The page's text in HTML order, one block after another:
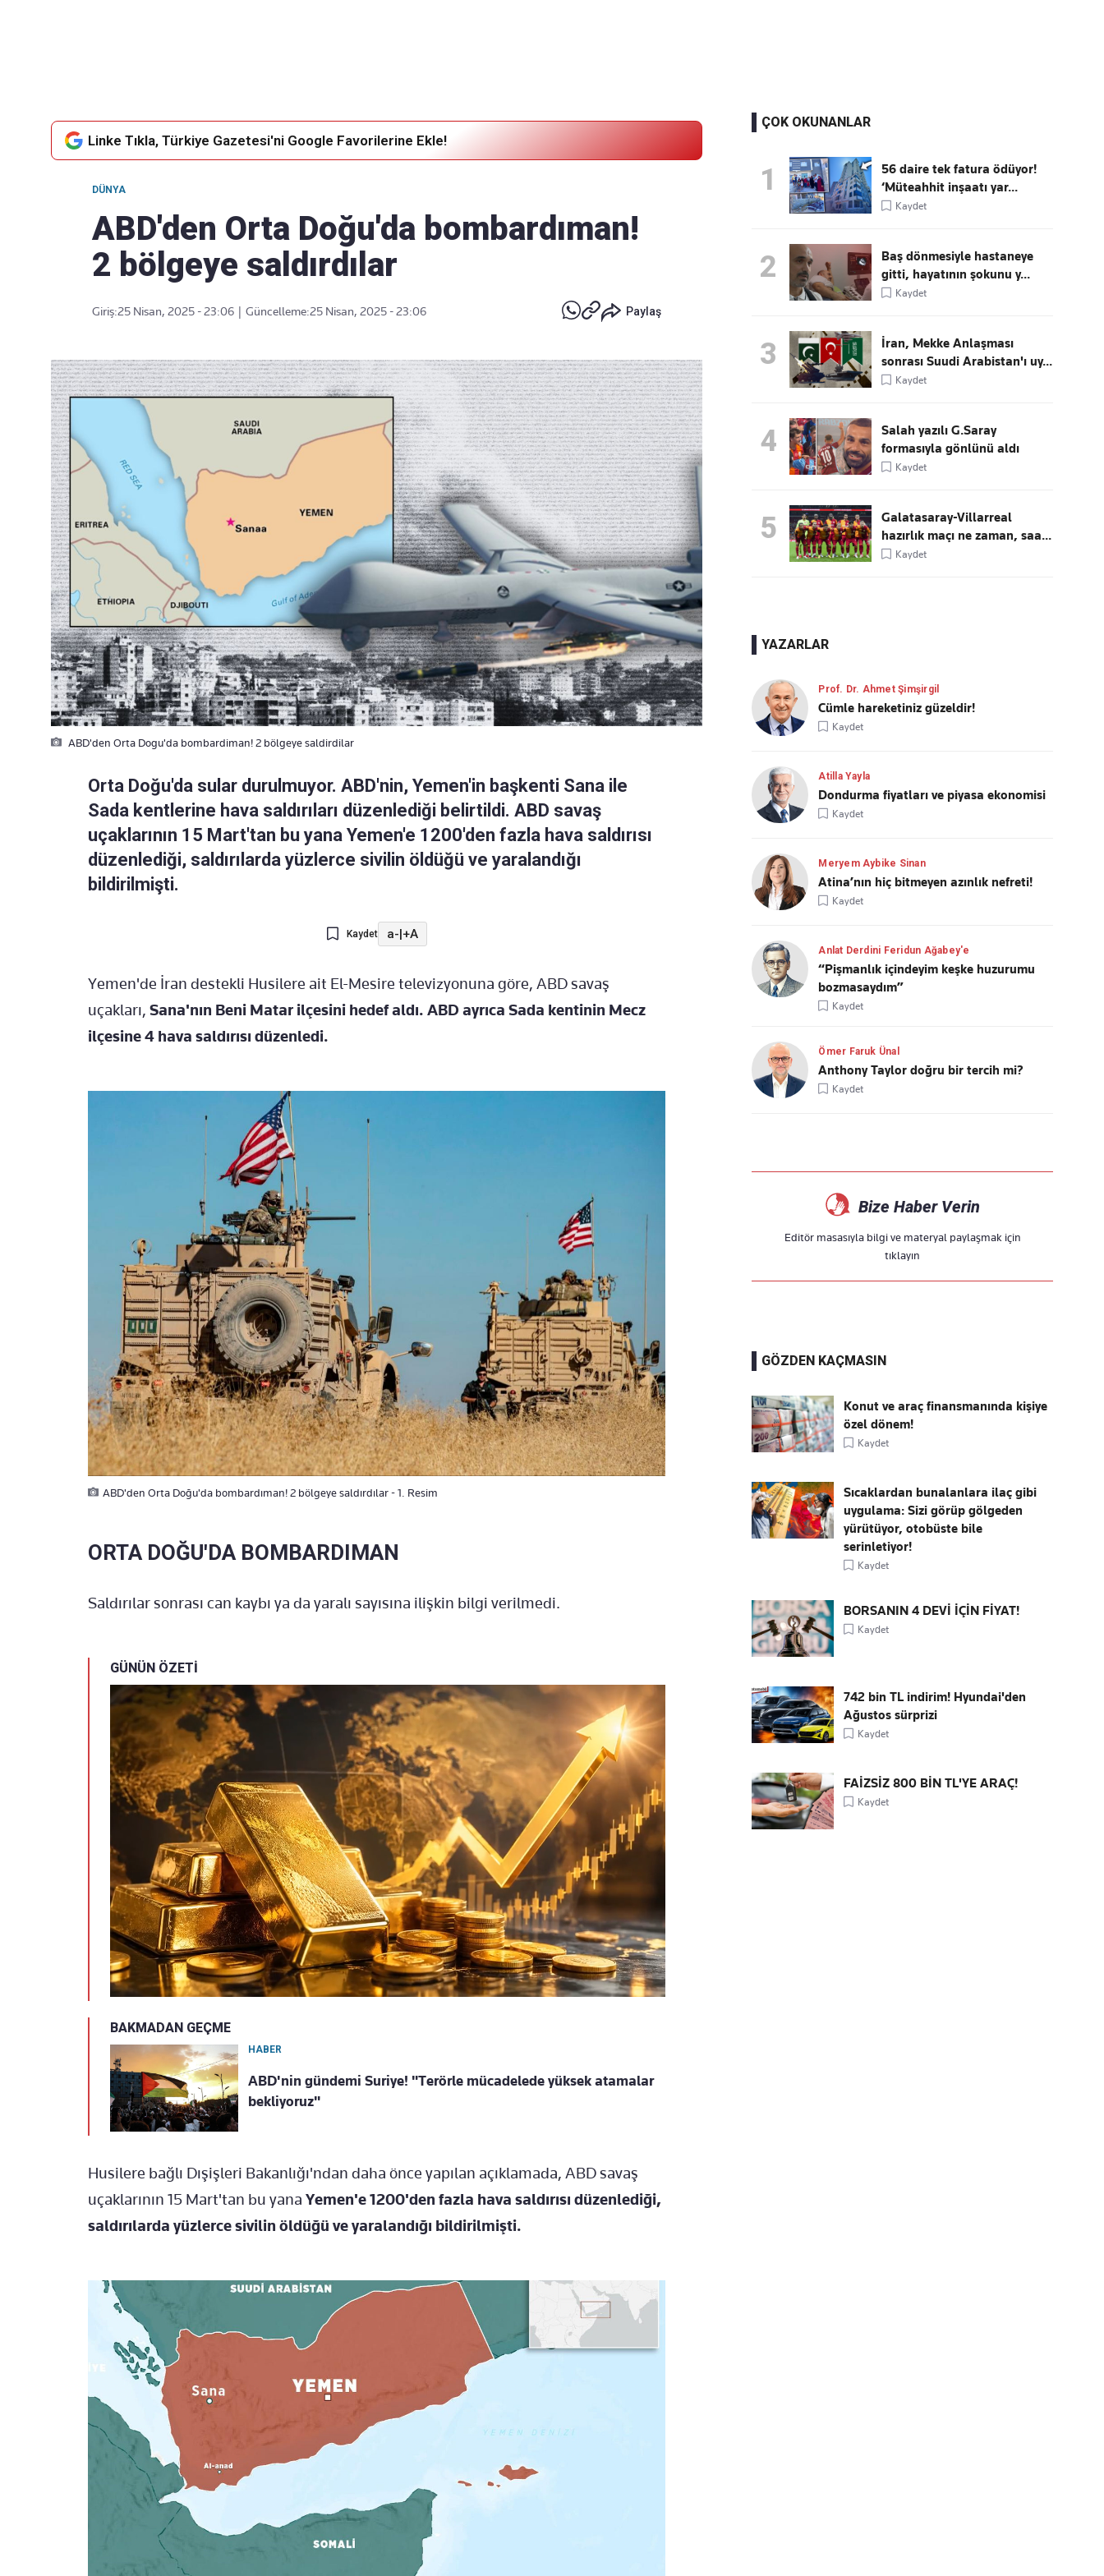
Linke Tıkla, Türkiye Gazetesi'ni Google Favorilerine Ekle!
DÜNYA
ABD'den Orta Doğu'da bombardıman!
2 bölgeye saldırdılar
Giriş:25 Nisan, 2025 - 23:06 Güncelleme:25 Nisan, 2025 - 23:06 Paylaş
ABD'den Orta Dogu'da bombardiman! 2 bölgeye saldirdilar
Orta Doğu'da sular durulmuyor. ABD'nin, Yemen'in başkenti Sana ile
Sada kentlerine hava saldırıları düzenlediği belirtildi. ABD savaş
uçaklarının 15 Mart'tan bu yana Yemen'e 1200'den fazla hava saldırısı
düzenlediği, saldırılarda yüzlerce sivilin öldüğü ve yaralandığı
bildirilmişti.
Kaydet a-|+A
Yemen'de İran destekli Husilere ait El-Mesire televizyonuna göre, ABD savaş
uçakları, Sana'nın Beni Matar ilçesini hedef aldı. ABD ayrıca Sada kentinin Mecz
ilçesine 4 hava saldırısı düzenledi.
ABD'den Orta Doğu'da bombardıman! 2 bölgeye saldırdılar - 1. Resim
ORTA DOĞU'DA BOMBARDIMAN
Saldırılar sonrası can kaybı ya da yaralı sayısına ilişkin bilgi verilmedi.
GÜNÜN ÖZETİ
BAKMADAN GEÇME
HABER
ABD'nin gündemi Suriye! "Terörle mücadelede yüksek atamalar
bekliyoruz"
Husilere bağlı Dışişleri Bakanlığı'ndan daha önce yapılan açıklamada, ABD savaş
uçaklarının 15 Mart'tan bu yana Yemen'e 1200'den fazla hava saldırısı düzenlediği,
saldırılarda yüzlerce sivilin öldüğü ve yaralandığı bildirilmişti.
ÇOK OKUNANLAR
1
56 daire tek fatura ödüyor!
‘Müteahhit inşaatı yar...
Kaydet
2
Baş dönmesiyle hastaneye
gitti, hayatının şokunu y...
Kaydet
3
İran, Mekke Anlaşması
sonrası Suudi Arabistan'ı uy...
Kaydet
4
Salah yazılı G.Saray
formasıyla gönlünü aldı
Kaydet
5
Galatasaray-Villarreal
hazırlık maçı ne zaman, saa...
Kaydet
YAZARLAR
Prof. Dr. Ahmet Şimşirgil
Cümle hareketiniz güzeldir!
Kaydet
Atilla Yayla
Dondurma fiyatları ve piyasa ekonomisi
Kaydet
Meryem Aybike Sinan
Atina’nın hiç bitmeyen azınlık nefreti!
Kaydet
Anlat Derdini Feridun Ağabey'e
“Pişmanlık içindeyim keşke huzurumu
bozmasaydım”
Kaydet
Ömer Faruk Ünal
Anthony Taylor doğru bir tercih mi?
Kaydet
Bize Haber Verin
Editör masasıyla bilgi ve materyal paylaşmak için
tıklayın
GÖZDEN KAÇMASIN
Konut ve araç finansmanında kişiye
özel dönem!
Kaydet
Sıcaklardan bunalanlara ilaç gibi
uygulama: Sizi görüp gölgeden
yürütüyor, otobüste bile
serinletiyor!
Kaydet
BORSANIN 4 DEVİ İÇİN FİYAT!
Kaydet
742 bin TL indirim! Hyundai'den
Ağustos sürprizi
Kaydet
FAİZSİZ 800 BİN TL'YE ARAÇ!
Kaydet